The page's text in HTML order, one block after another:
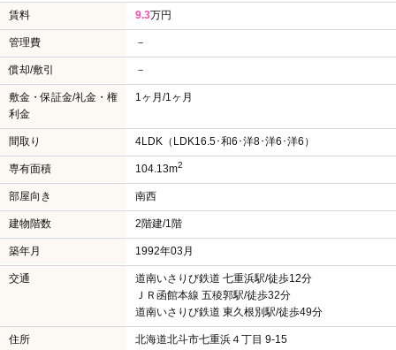
賃料 9.3万円
管理費 －
償却/敷引 －
敷金・保証金/礼金・権
利金
1ヶ月/1ヶ月
間取り 4LDK（LDK16.5･和6･洋8･洋6･洋6）
専有面積 104.13m2
部屋向き 南西
建物階数 2階建/1階
築年月 1992年03月
交通
道南いさりび鉄道 七重浜駅/徒歩12分
ＪＲ函館本線 五稜郭駅/徒歩32分
道南いさりび鉄道 東久根別駅/徒歩49分
住所 北海道北斗市七重浜４丁目 9-15